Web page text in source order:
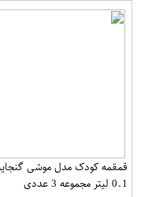
قمقمه کودک مدل موشی
0.1 لیتر مجموعه 3 عددی